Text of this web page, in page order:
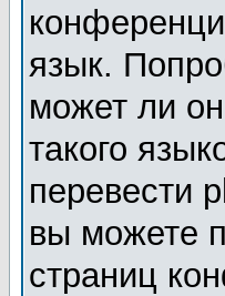
язык.
может ли
такого
перевести
вы можете
страниц